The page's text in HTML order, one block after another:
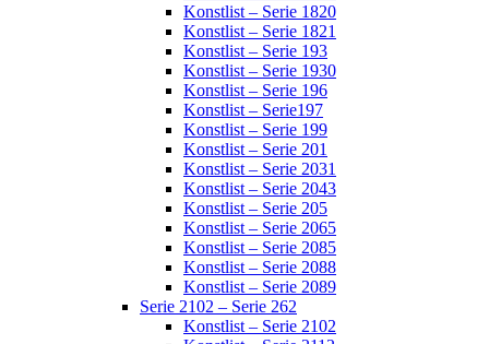
Konstlist – Serie 1820
Konstlist – Serie 1821
Konstlist – Serie 193
Konstlist – Serie 1930
Konstlist – Serie 196
Konstlist – Serie197
Konstlist – Serie 199
Konstlist – Serie 201
Konstlist – Serie 2031
Konstlist – Serie 2043
Konstlist – Serie 205
Konstlist – Serie 2065
Konstlist – Serie 2085
Konstlist – Serie 2088
Konstlist – Serie 2089
Serie 2102 – Serie 262
Konstlist – Serie 2102